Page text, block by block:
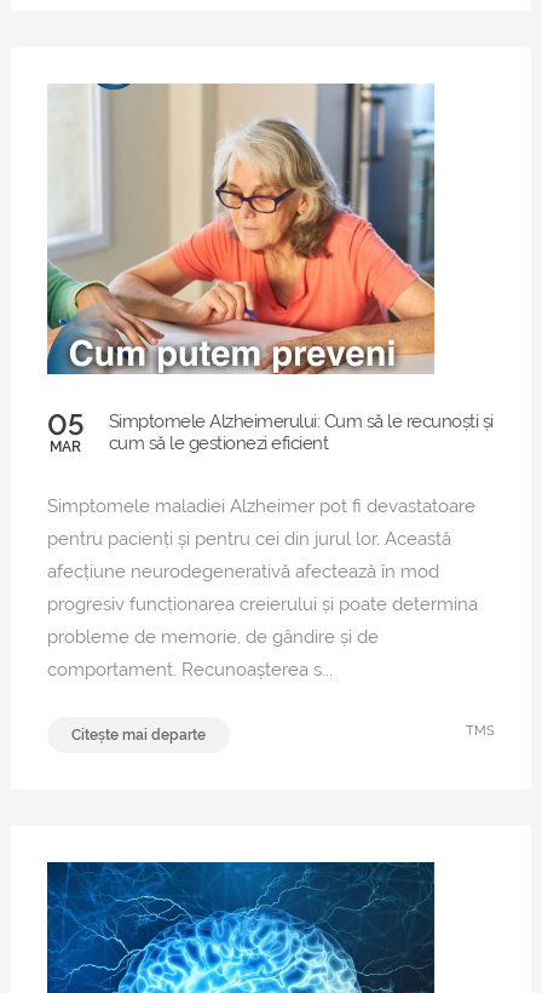
05
MAR
Simptomele Alzheimerului: Cum să le recunoști și
cum să le gestionezi eficient
Simptomele maladiei Alzheimer pot fi devastatoare
pentru pacienți și pentru cei din jurul lor. Această
afecțiune neurodegenerativă afectează în mod
progresiv funcționarea creierului și poate determina
probleme de memorie, de gândire și de
comportament. Recunoașterea s...
Citește mai departe TMS